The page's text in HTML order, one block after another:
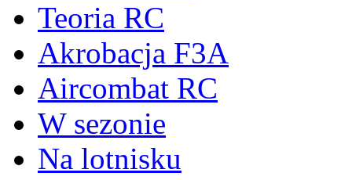
Teoria RC
Akrobacja F3A
Aircombat RC
W sezonie
Na lotnisku